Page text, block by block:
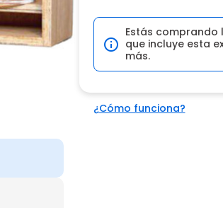
Estás comprando
que incluye esta
más.
¿Cómo funciona?